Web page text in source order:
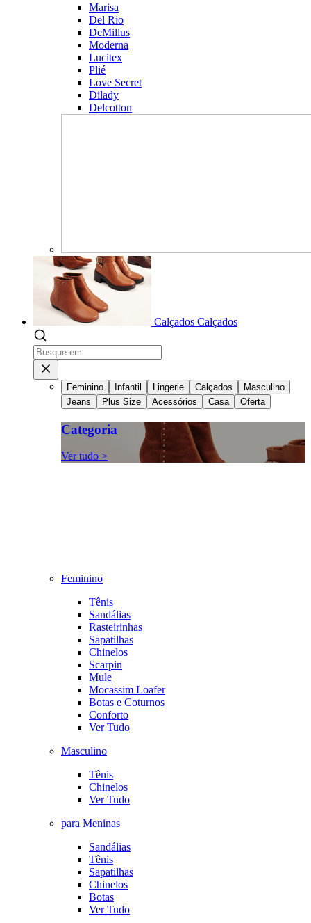
Marisa
Del Rio
DeMillus
Moderna
Lucitex
Plié
Love Secret
Dilady
Delcotton
Calçados Calçados
Feminino Infantil Lingerie Calçados
Masculino
Jeans
Plus Size Acessórios Casa Oferta
Categoria
Ver tudo >
Feminino
Tênis
Sandálias
Rasteirinhas
Sapatilhas
Chinelos
Scarpin
Mule
Mocassim Loafer
Botas e Coturnos
Conforto
Ver Tudo
Masculino
Tênis
Chinelos
Ver Tudo
para Meninas
Sandálias
Tênis
Sapatilhas
Chinelos
Botas
Ver Tudo